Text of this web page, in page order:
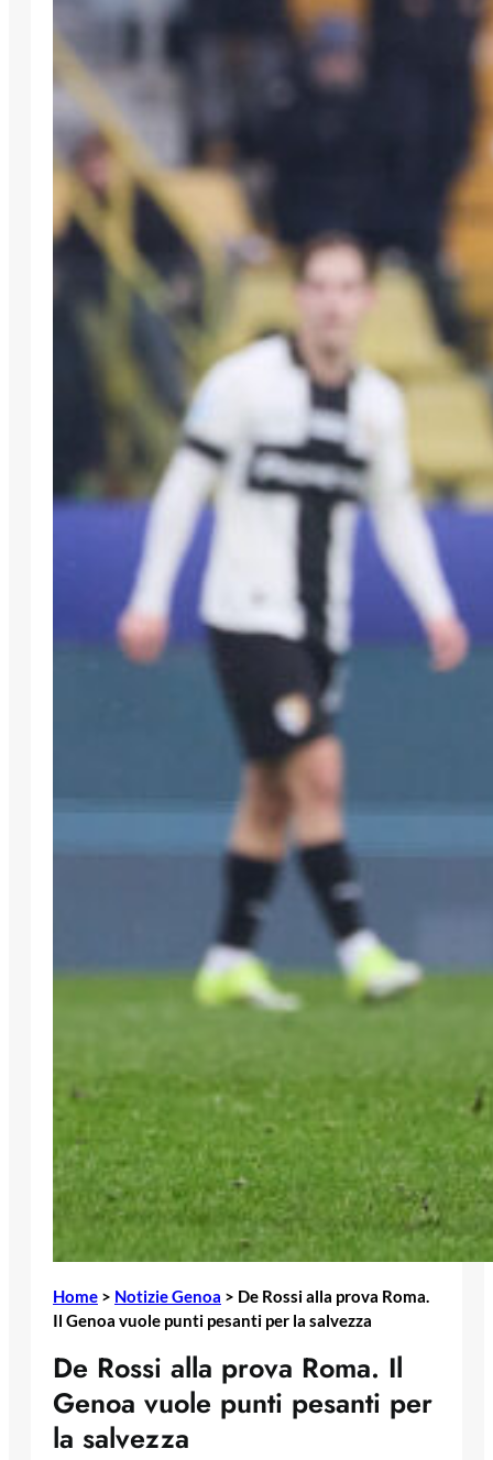
Home > Notizie Genoa > De Rossi alla prova Roma.
Il Genoa vuole punti pesanti per la salvezza
De Rossi alla prova Roma. Il
Genoa vuole punti pesanti per
la salvezza